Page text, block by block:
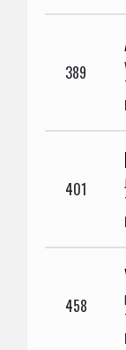
389
401
458